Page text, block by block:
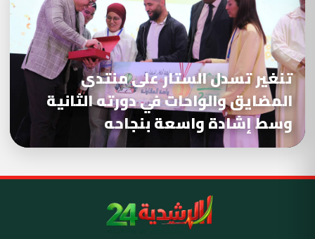
تنغير تسدل الستار على منتدى
المضايق والواحات في دورته الثانية
وسط إشادة واسعة بنجاحه